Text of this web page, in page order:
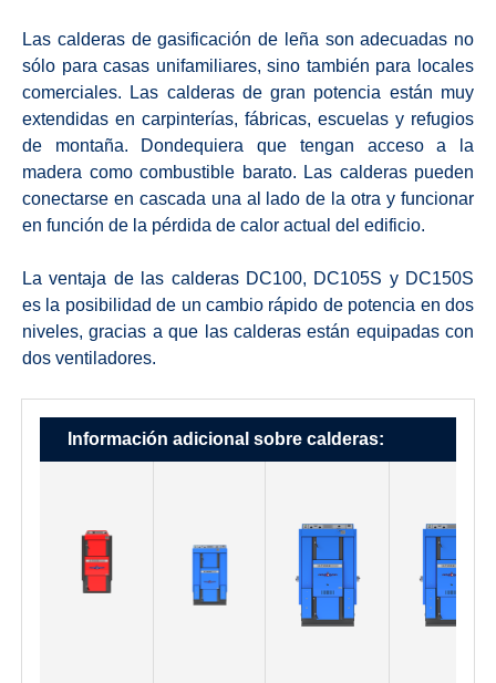
Las calderas de gasificación de leña son adecuadas no
sólo para casas unifamiliares, sino también para locales
comerciales. Las calderas de gran potencia están muy
extendidas en carpinterías, fábricas, escuelas y refugios
de montaña. Dondequiera que tengan acceso a la
madera como combustible barato. Las calderas pueden
conectarse en cascada una al lado de la otra y funcionar
en función de la pérdida de calor actual del edificio.
La ventaja de las calderas DC100, DC105S y DC150S
es la posibilidad de un cambio rápido de potencia en dos
niveles, gracias a que las calderas están equipadas con
dos ventiladores.
Información adicional sobre calderas: